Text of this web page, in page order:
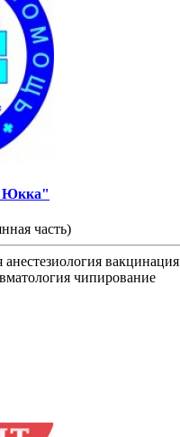
"Юкка"
часть)
анестезиология вакцинация
чипирование